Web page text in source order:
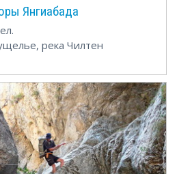
Янгиабада
река Чилтен